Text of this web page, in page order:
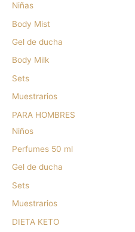
Niñas
Body Mist
Gel de ducha
Body Milk
Sets
Muestrarios
PARA HOMBRES
Niños
Perfumes 50 ml
Gel de ducha
Sets
Muestrarios
DIETA KETO